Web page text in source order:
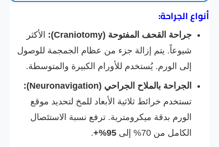
أنواع الجراحة:
جراحة القحف المفتوحة (Craniotomy):
الأكثر
شيوعاً. يتم إزالة جزء من عظام الجمجمة للوصول
إلى الورم. يُستخدم للأورام الكبيرة والمتوسطة.
الجراحة بالملاح الجراحي (Neuronavigation):
تستخدم خرائط ثلاثية الأبعاد للمخ لتحديد موقع
الورم بدقة ميكرومترية. ترفع نسبة الاستئصال
الكامل من 70% إلى
95%+
.